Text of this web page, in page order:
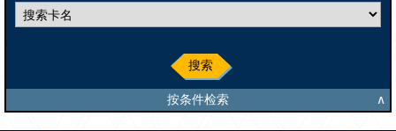
搜索
按条件检索 ∧